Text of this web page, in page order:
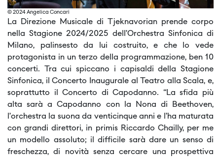
© 2024 Angelica Concari
La Direzione Musicale di Tjeknavorian prende corpo
nella Stagione 2024/2025 dell’Orchestra Sinfonica di
Milano, palinsesto da lui costruito, e che lo vede
protagonista in un terzo della programmazione, ben 10
concerti. Tra cui spiccano i capisaldi della Stagione
Sinfonica, il Concerto Inaugurale al Teatro alla Scala, e,
soprattutto il Concerto di Capodanno. “La sfida più
alta sarà a Capodanno con la Nona di Beethoven,
l’orchestra la suona da venticinque anni e l’ha maturata
con grandi direttori, in primis Riccardo Chailly, per me
un modello assoluto; il difficile sarà dare un senso di
freschezza, di novità senza cercare una prospettiva